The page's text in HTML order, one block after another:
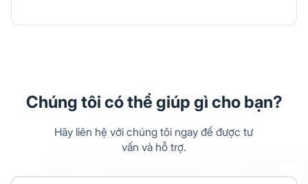
Chúng tôi có thể giúp gì cho bạn?
Hãy liên hệ với chúng tôi ngay để được tư
vấn và hỗ trợ.